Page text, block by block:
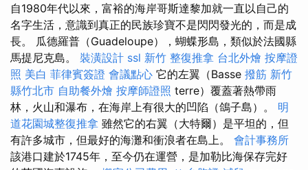
自1980年代以來，富裕的海岸哥斯達黎加就一直以自己的
名字生活，意識到真正的民族珍寶不是閃閃發光的，而是成
長。 瓜德羅普（Guadeloupe），蝴蝶形島，類似於法國縣
馬提尼克島。 裝潢設計 ssl 新竹 整復推拿 台北外燴 按摩證
照 美白 菲律賓簽證 會議點心 它的左翼（Basse 撥筋 新竹
縣竹北市 自助餐外燴 按摩師證照 terre）覆蓋著熱帶雨
林，火山和瀑布，在海岸上有很大的凹陷（鴿子島）。 明
道花園城整復推拿 雖然它的右翼（大特爾）是平坦的，但
有許多城市，但最好的海灘和衝浪者在島上。 會計事務所
該港口建於1745年，至今仍在運營，是加勒比海保存完好